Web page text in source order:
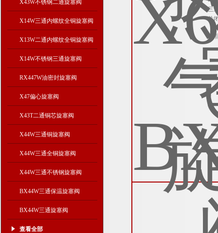
X43W不锈钢二通旋塞阀
X14W三通内螺纹全铜旋塞阀
X13W二通内螺纹全铜旋塞阀
X14W不锈钢三通旋塞阀
RX447W油密封旋塞阀
X47偏心旋塞阀
X43T二通铜芯旋塞阀
X44W三通铜旋塞阀
X44W三通全铜旋塞阀
X44W三通不锈钢旋塞阀
BX44W三通保温旋塞阀
BX44W三通旋塞阀
查看全部
三
关
查